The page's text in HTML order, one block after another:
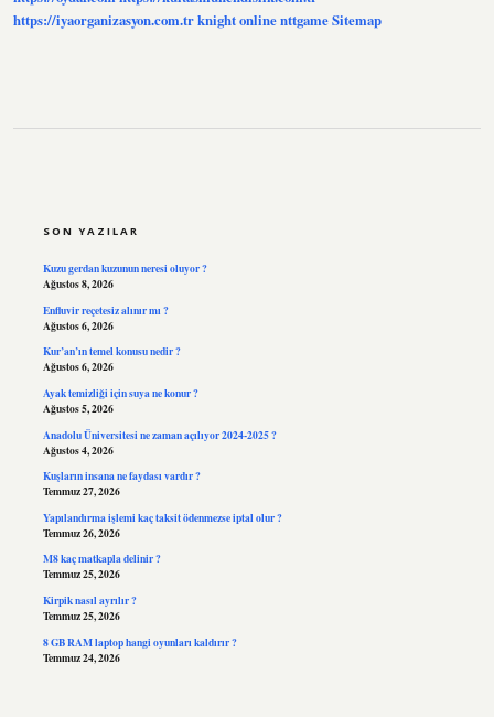
https://iyaorganizasyon.com.trknight onlinenttgameSitemap
SON YAZILAR
Kuzu gerdan kuzunun neresi oluyor ?
Ağustos 8, 2026
Enfluvir reçetesiz alınır mı ?
Ağustos 6, 2026
Kur’an’ın temel konusu nedir ?
Ağustos 6, 2026
Ayak temizliği için suya ne konur ?
Ağustos 5, 2026
Anadolu Üniversitesi ne zaman açılıyor 2024-2025 ?
Ağustos 4, 2026
Kuşların insana ne faydası vardır ?
Temmuz 27, 2026
Yapılandırma işlemi kaç taksit ödenmezse iptal olur ?
Temmuz 26, 2026
M8 kaç matkapla delinir ?
Temmuz 25, 2026
Kirpik nasıl ayrılır ?
Temmuz 25, 2026
8 GB RAM laptop hangi oyunları kaldırır ?
Temmuz 24, 2026